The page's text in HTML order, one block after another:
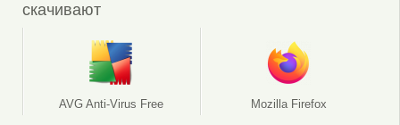
скачивают
AVG Anti-Virus Free Mozilla Firefox